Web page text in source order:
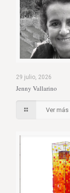
29 julio, 2026
Jenny Vallarino
Ver más